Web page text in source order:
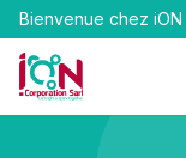
Bienvenue chez